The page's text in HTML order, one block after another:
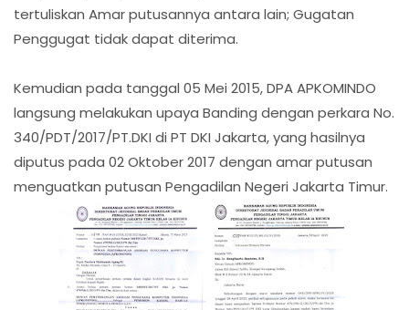
tertuliskan Amar putusannya antara lain; Gugatan
Penggugat tidak dapat diterima.
Kemudian pada tanggal 05 Mei 2015, DPA APKOMINDO
langsung melakukan upaya Banding dengan perkara No.
340/PDT/2017/PT.DKI di PT DKI Jakarta, yang hasilnya
diputus pada 02 Oktober 2017 dengan amar putusan
menguatkan putusan Pengadilan Negeri Jakarta Timur.